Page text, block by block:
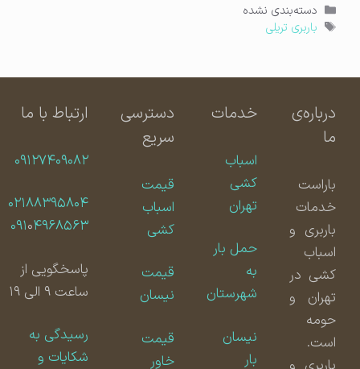
دسته‌ها
دسته‌بندی نشده
برچسب‌ها
باربری تریلی
درباره‌ی
باراست
خدمات
باربری و
اسباب
کشی در
تهران و
حومه
است.
خدمات
اسباب
کشی
تهران
حمل بار
شهرستان
نیسان
دسترسی
سریع
قیمت
اسباب
کشی
قیمت
نیسان
قیمت
ارتباط با ما
۰۹۱۲۷۴۰۹۰۸۲
۰۲۱۸۸۳۹۵۸۰۴
۰۹۱۰۴۹۶۸۵۶۳
پاسخگویی از
ساعت ۹ الی ۱۹
رسیدگی به
شکایات و